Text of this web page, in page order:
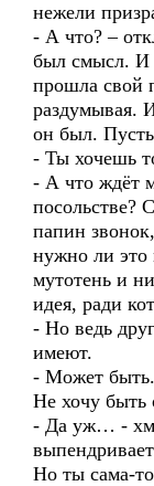
нежели
- А что? –
был смысл. И
прошла свой
раздумывая.
он был.
- Ты хочешь
- А что ждёт
посольстве?
папин
нужно ли это
мутотень и
идея, ради
- Но ведь
имеют.
- Может быть.
Не хочу быть
- Да уж… -
Но ты сама-